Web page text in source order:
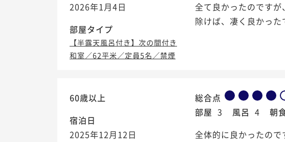
2026年1月4日
部屋タイプ
【半露天風呂付き】次の間付き
和室／62平米／定員5名／禁煙
全て良かったのです
除けば、凄く良かった
60歳以上
宿泊日
2025年12月12日
総合点
部屋 3 風呂 4 朝
全体的に良かったの